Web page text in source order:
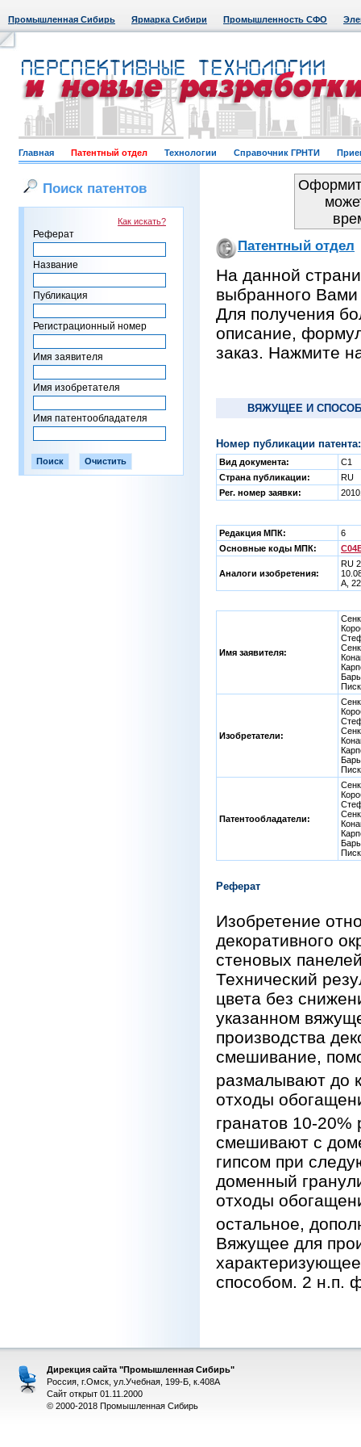
Промышленная Сибирь Ярмарка Сибири Промышленность СФО
Главная Патентный отдел Технологии Справочник ГРНТИ
Поиск патентов
Как искать?
Реферат
Название
Публикация
Регистрационный номер
Имя заявителя
Имя изобретателя
Имя патентообладателя
Патентный отдел
На данной
выбранного Вами
Для получения
описание,
заказ. Нажмите
ВЯЖУЩЕЕ И
Номер публикации
Вид документа:
C1
Страна публикации:
RU
Рег. номер заявки:
Редакция МПК:
6
Основные коды МПК:
Аналоги изобретения:
RU
А,
Имя заявителя:
Изобретатели:
Патентообладатели:
Реферат
Изобретение
декоративного
стеновых
Технический
цвета без
указанном
производства
смешивание,
размалывают до
отходы
гранатов 10-
смешивают с
гипсом при
доменный
отходы
остальное,
Вяжущее для
способом. 2 н.п.
Дирекция сайта "Промышленная Сибирь"
Россия, г.Омск, ул.Учебная, 199-Б, к.408А
Сайт открыт 01.11.2000
© 2000-2018 Промышленная Сибирь